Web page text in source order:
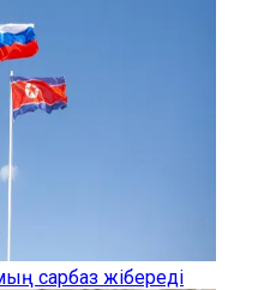
сарбаз жібереді